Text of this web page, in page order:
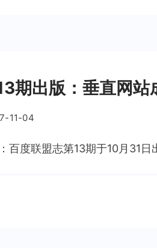
期出版：垂直网站
11-04
百度联盟志第13期于10月31